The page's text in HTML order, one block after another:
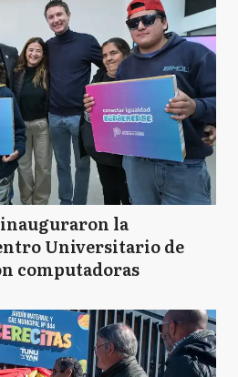
la
Universitario de
computadoras